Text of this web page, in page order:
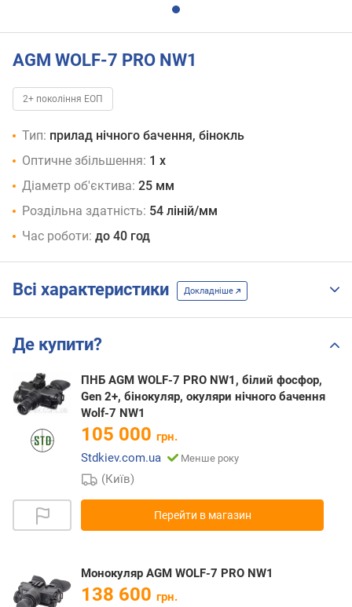
AGM WOLF-7 PRO NW1
2+ покоління ЕОП
Тип: прилад нічного бачення, бінокль
Оптичне збільшення: 1 x
Діаметр об'єктива: 25 мм
Роздільна здатність: 54 ліній/мм
Час роботи: до 40 год
Всі характеристики Докладніше
Де купити?
ПНБ AGM WOLF-7 PRO NW1, білий фосфор,
Gen 2+, бінокуляр, окуляри нічного бачення
Wolf-7 NW1
105 000 грн.
Stdkiev.com.ua
Менше року
(Київ)
Перейти в магазин
Монокуляр AGM WOLF-7 PRO NW1
138 600 грн.